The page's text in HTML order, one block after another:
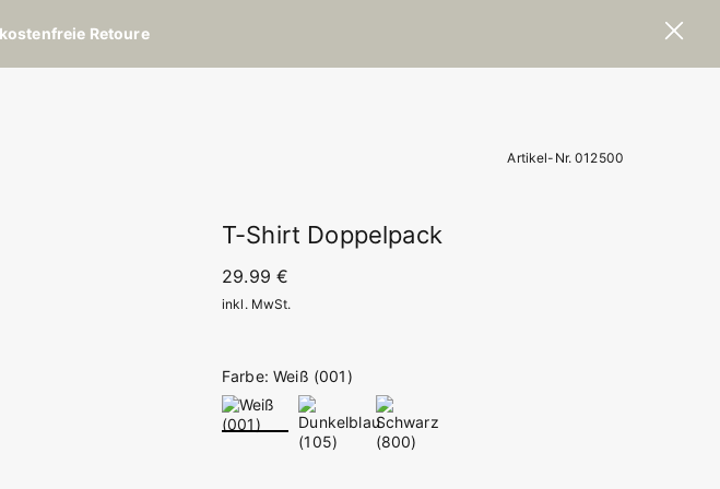
Retoure
Artikel-Nr. 012500
T-Shirt Doppelpack
29.99 €
inkl. MwSt.
Farbe: Weiß (001)